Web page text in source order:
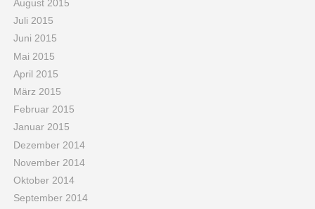
August 2015
Juli 2015
Juni 2015
Mai 2015
April 2015
März 2015
Februar 2015
Januar 2015
Dezember 2014
November 2014
Oktober 2014
September 2014